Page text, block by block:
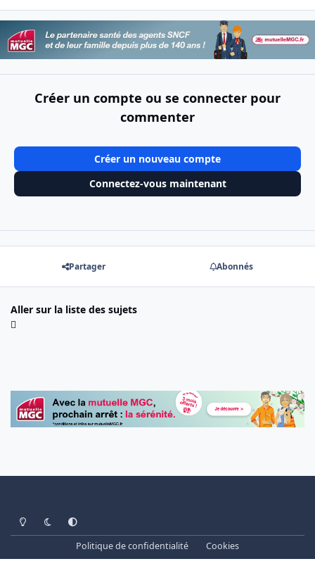
Créer un compte ou se connecter pour
commenter
Créer un nouveau compte
Connectez-vous maintenant
Partager Abonnés
Aller sur la liste des sujets
Light ModeDark ModeSystem Preference
Politique de confidentialité
Cookies
www.cheminots.net - Forum Libre depuis 2003